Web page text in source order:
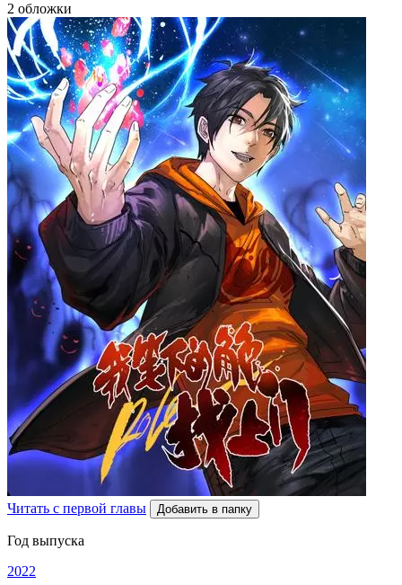
2 обложки
Читать с первой главы Добавить в папку
Год выпуска
2022